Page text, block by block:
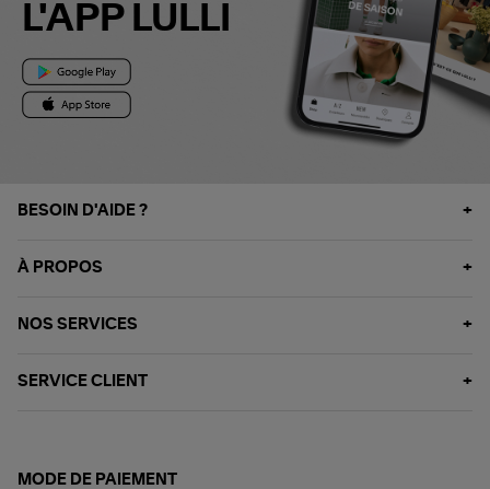
L'APP LULLI
BESOIN D'AIDE ?
À PROPOS
NOS SERVICES
SERVICE CLIENT
MODE DE PAIEMENT